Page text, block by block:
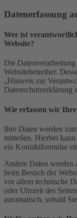
Datenerfassung
Wer ist
Website?
Die
Websitebetreiber.
„Hinweis zur
Datenschutzerklärung
Wie erfassen wir
Ihre Daten werden
mitteilen. Hierbei
ein Kontaktformular
Andere Daten werden
beim Besuch der
vor allem technische
oder Uhrzeit des
automatisch, sobald